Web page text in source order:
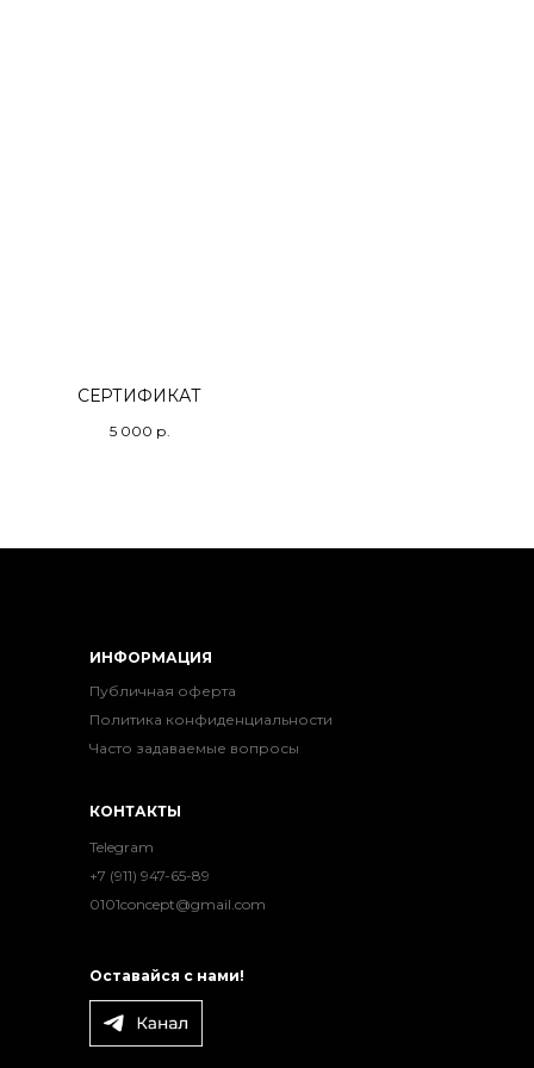
СЕРТИФИКАТ
5 000 р.
ИНФОРМАЦИЯ
Публичная оферта
Политика конфиденциальности
Часто задаваемые вопросы
КОНТАКТЫ
Telegram
+7 (911) 947-65-89
0101concept@gmail.com
Оставайся с нами!